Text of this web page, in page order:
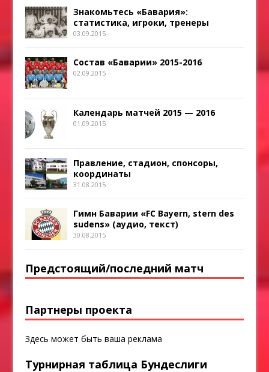
Знакомьтесь «Бавария»:
статистика, игроки, тренеры
03.09.2015
Состав «Баварии» 2015-2016
02.09.2015
Календарь матчей 2015 — 2016
01.09.2015
Правление, стадион, спонсоры,
координаты
31.08.2015
Гимн Баварии «FC Bayern, stern des
sudens» (аудио, текст)
30.08.2015
Предстоящий/последний матч
Партнеры проекта
Здесь может быть ваша реклама
Турнирная таблица Бундеслиги